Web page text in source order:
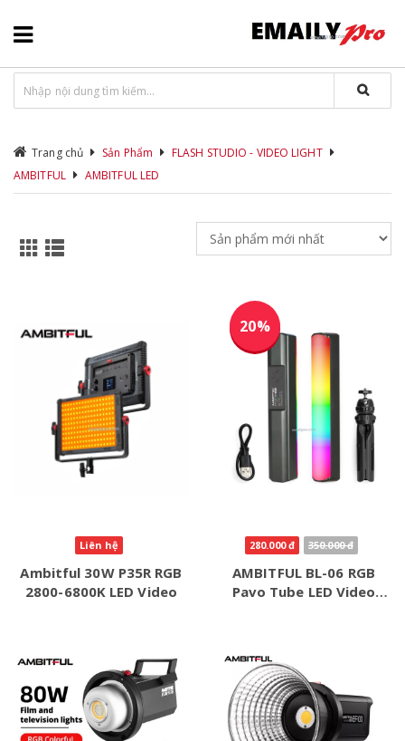
Trang chủ Sản Phẩm
FLASH STUDIO - VIDEO LIGHT
AMBITFUL
AMBITFUL LED
Liên hệ
Ambitful 30W P35R RGB
2800-6800K LED Video
20%
280.000 đ 350.000 đ
AMBITFUL BL-06 RGB
Pavo Tube LED Video